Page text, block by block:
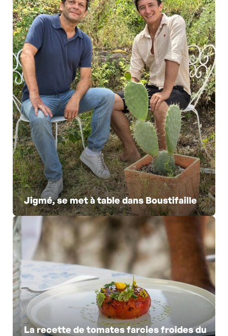
Jigmé, se met à table dans Boustifaille
La recette de tomates farcies froides du